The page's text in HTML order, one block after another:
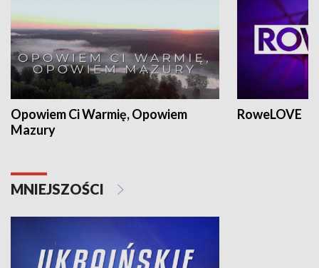
Opowiem Ci Warmię, Opowiem
Mazury
RoweLOVE
MNIEJSZOŚCI